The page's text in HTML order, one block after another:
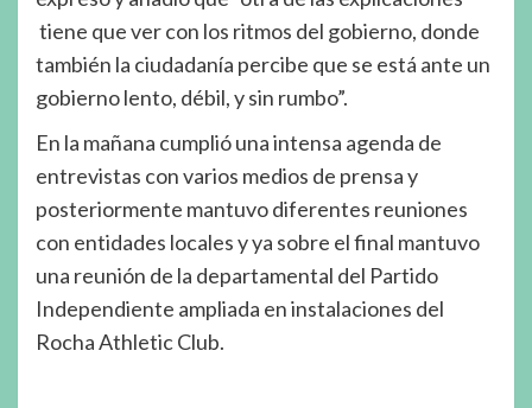
tiene que ver con los ritmos del gobierno, donde
también la ciudadanía percibe que se está ante un
gobierno lento, débil, y sin rumbo”.
En la mañana cumplió una intensa agenda de
entrevistas con varios medios de prensa y
posteriormente mantuvo diferentes reuniones
con entidades locales y ya sobre el final mantuvo
una reunión de la departamental del Partido
Independiente ampliada en instalaciones del
Rocha Athletic Club.